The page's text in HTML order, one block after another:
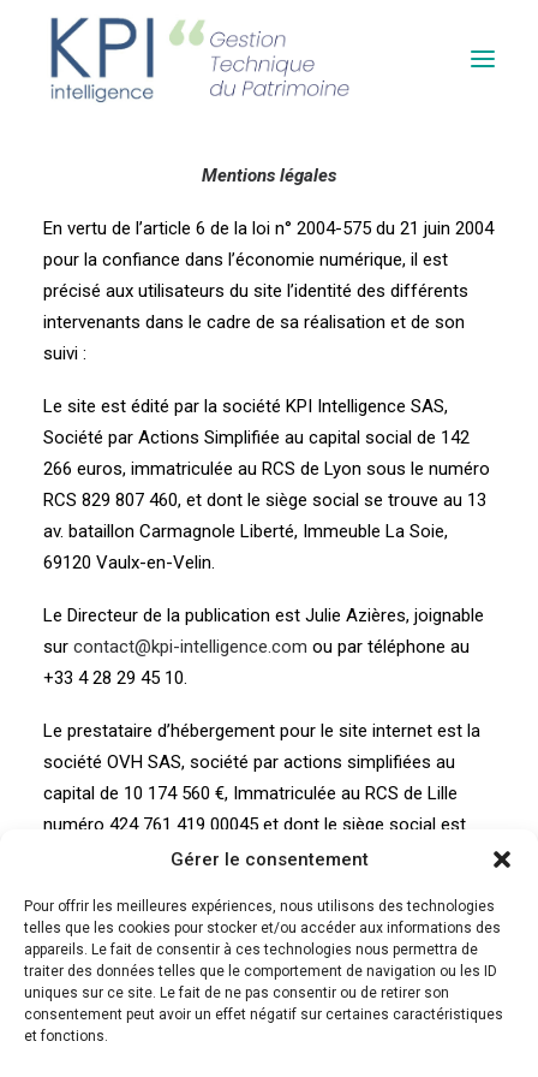
Gérer le consentement
Pour offrir les meilleures expériences, nous utilisons des technologies
telles que les cookies pour stocker et/ou accéder aux informations des
appareils. Le fait de consentir à ces technologies nous permettra de
traiter des données telles que le comportement de navigation ou les ID
uniques sur ce site. Le fait de ne pas consentir ou de retirer son
consentement peut avoir un effet négatif sur certaines caractéristiques
et fonctions.
Qui sommes-nous ?
Contact
Mentions légales
En vertu de l’article 6 de la loi n° 2004-575 du 21 juin 2004
pour la confiance dans l’économie numérique, il est
précisé aux utilisateurs du site l’identité des différents
intervenants dans le cadre de sa réalisation et de son
suivi :
Le site est édité par la société KPI Intelligence SAS,
Société par Actions Simplifiée au capital social de 142
266 euros, immatriculée au RCS de Lyon sous le numéro
RCS 829 807 460, et dont le siège social se trouve au 13
av. bataillon Carmagnole Liberté, Immeuble La Soie,
69120 Vaulx-en-Velin.
Le Directeur de la publication est Julie Azières, joignable
sur contact@kpi-intelligence.com ou par téléphone au
+33 4 28 29 45 10.
Le prestataire d’hébergement pour le site internet est la
société OVH SAS, société par actions simplifiées au
capital de 10 174 560 €, Immatriculée au RCS de Lille
numéro 424 761 419 00045 et dont le siège social est
situé au 2 rue Kellermann 59100 Roubaix, France.
©2025 KPI Intelligence – Tous droits réservés
Politique de confidentialité